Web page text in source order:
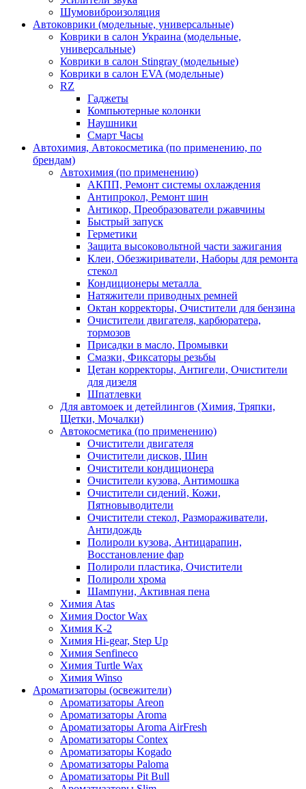
Шумовиброизоляция
Автоковрики (модельные, универсальные)
Коврики в салон Украина (модельные,
универсальные)
Коврики в салон Stingray (модельные)
Коврики в салон EVA (модельные)
RZ
Гаджеты
Компьютерные колонки
Наушники
Смарт Часы
Автохимия, Автокосметика (по применению, по
брендам)
Автохимия (по применению)
АКПП, Ремонт системы охлаждения
Антипрокол, Ремонт шин
Антикор, Преобразователи ржавчины
Быстрый запуск
Герметики
Защита высоковольтной части зажигания
Клеи, Обезжириватели, Наборы для ремонта
стекол
Кондиционеры металла
Натяжители приводных ремней
Октан корректоры, Очистители для бензина
Очистители двигателя, карбюратера,
тормозов
Присадки в масло, Промывки
Смазки, Фиксаторы резьбы
Цетан корректоры, Антигели, Очистители
для дизеля
Шпатлевки
Для автомоек и детейлингов (Химия, Тряпки,
Щетки, Мочалки)
Автокосметика (по применению)
Очистители двигателя
Очистители дисков, Шин
Очистители кондиционера
Очистители кузова, Антимошка
Очистители сидений, Кожи,
Пятновыводители
Очистители стекол, Размораживатели,
Антидождь
Полироли кузова, Антицарапин,
Восстановление фар
Полироли пластика, Очистители
Полироли хрома
Шампуни, Активная пена
Химия Atas
Химия Doctor Wax
Химия K-2
Химия Hi-gear, Step Up
Химия Senfineco
Химия Turtle Wax
Химия Winso
Ароматизаторы (освежители)
Ароматизаторы Areon
Ароматизаторы Aroma
Ароматизаторы Aroma AirFresh
Ароматизаторы Contex
Ароматизаторы Kogado
Ароматизаторы Paloma
Ароматизаторы Pit Bull